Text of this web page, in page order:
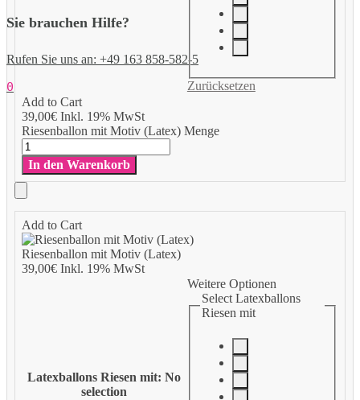
Sie brauchen Hilfe?
Rufen Sie uns an: +49 163 858-582-5
0
Add to Cart
39,00€Inkl. 19% MwSt
Zurücksetzen
Riesenballon mit Motiv (Latex) Menge
In den Warenkorb
Add to Cart
Riesenballon mit Motiv (Latex)
39,00€Inkl. 19% MwSt
Latexballons Riesen mit: No
selection
Weitere Optionen
Select Latexballons
Riesen mit